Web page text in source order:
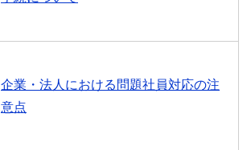
企業・法人における問題社員対応の注
意点